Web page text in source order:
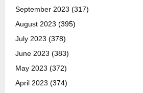
September 2023 (317)
August 2023 (395)
July 2023 (378)
June 2023 (383)
May 2023 (372)
April 2023 (374)